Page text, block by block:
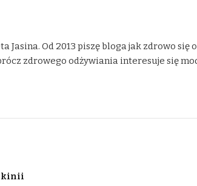
Jasina. Od 2013 piszę bloga jak zdrowo
zdrowego odżywiania interesuje się